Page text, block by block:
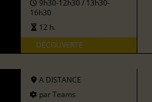
9h30-12h30 / 13h30-
16h30
12 h.
DÉCOUVERTE
A DISTANCE
par Teams